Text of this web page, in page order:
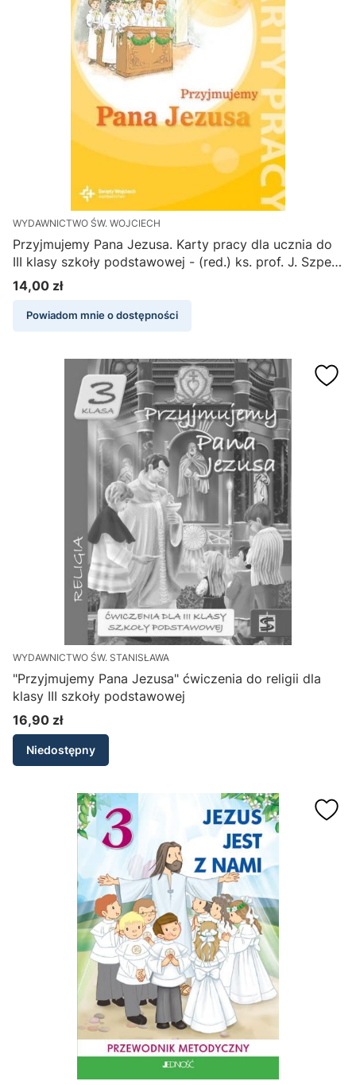
WYDAWNICTWO ŚW. WOJCIECH
Przyjmujemy Pana Jezusa. Karty pracy dla ucznia do
III klasy szkoły podstawowej - (red.) ks. prof. J. Szpet,
D. Jackowiak
Cena
14,00 zł
Powiadom mnie o dostępności
WYDAWNICTWO ŚW. STANISŁAWA
"Przyjmujemy Pana Jezusa" ćwiczenia do religii dla
klasy III szkoły podstawowej
Cena
16,90 zł
Niedostępny